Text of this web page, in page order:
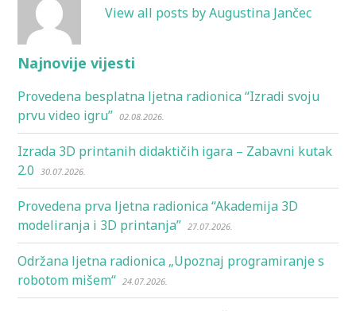
View all posts by Augustina Jančec
Najnovije vijesti
Provedena besplatna ljetna radionica “Izradi svoju
prvu video igru” 02.08.2026.
Izrada 3D printanih didaktičih igara – Zabavni kutak
2.0
30.07.2026.
Provedena prva ljetna radionica “Akademija 3D
modeliranja i 3D printanja” 27.07.2026.
Održana ljetna radionica „Upoznaj programiranje s
robotom mišem“ 24.07.2026.